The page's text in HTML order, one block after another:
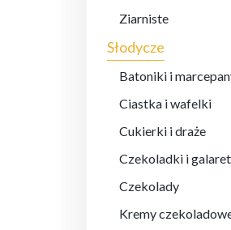
Ziarniste
Słodycze
Batoniki i
Ciastka i wafelki
Cukierki i draże
Czekoladki i
Czekolady
Kremy